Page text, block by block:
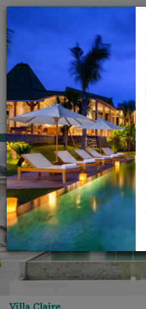
View on map
Bo Phut beach
Pannello di gestione dei cookies